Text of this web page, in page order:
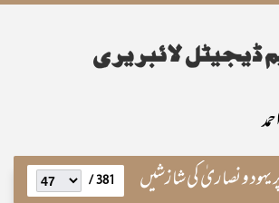
یہود و نصاریٰ کی شازشیں 381 /